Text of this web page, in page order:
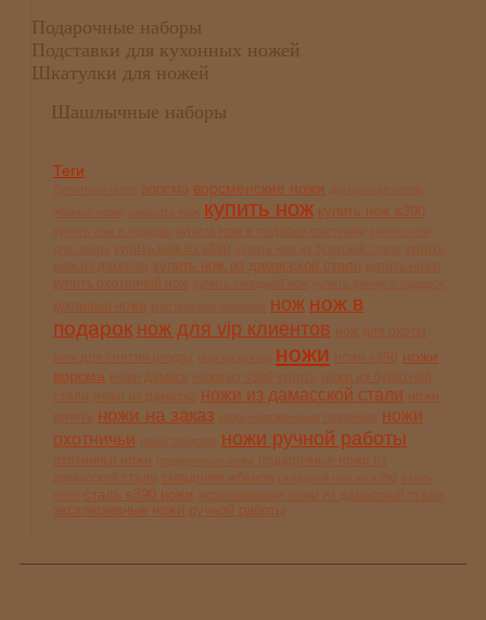
Подарочные наборы
Подставки для кухонных ножей
Шкатулки для ножей
Шашлычные наборы
Теги
ворсма ворсменские ножи
купить нож купить нож s390
купить нож из дамасской стали
купить охотничий нож
кухонные ножи нож нож в
подарок нож для vip клиентов нож для охоты
ножи
ножи
ворсма
ножи дамаск
ножи из булатной
стали
ножи из дамасской стали
ножи
купить
ножи на заказ
ножи
охотничьи
ножи ручной работы
охотничьи ножи
складники жбанов
сталь s390 ножи
эксклюзивные ножи ручной работы